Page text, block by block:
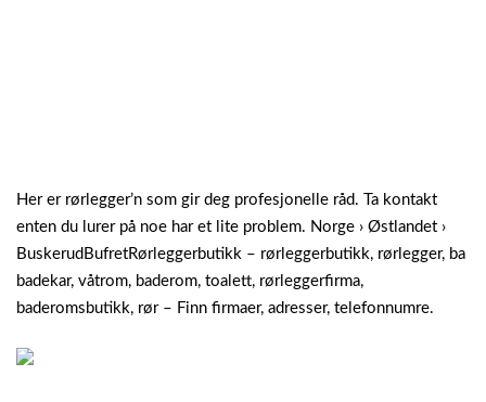
Her er rørlegger’n som gir deg profesjonelle råd. Ta kontakt
enten du lurer på noe har et lite problem. Norge › Østlandet ›
BuskerudBufretRørleggerbutikk – rørleggerbutikk, rørlegger, ba
badekar, våtrom, baderom, toalett, rørleggerfirma,
baderomsbutikk, rør – Finn firmaer, adresser, telefonnumre.